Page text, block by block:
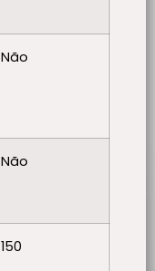
Não
Não
150